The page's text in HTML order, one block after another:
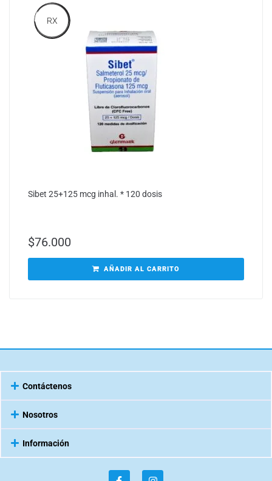
RX
Sibet 25+125 mcg inhal. * 120 dosis
$76.000
AÑADIR AL CARRITO
Contáctenos
Nosotros
Información